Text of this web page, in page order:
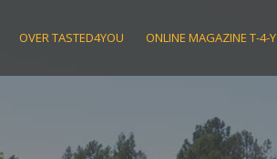
OVER TASTED4YOU ONLINE MAGAZINE T-4-Y